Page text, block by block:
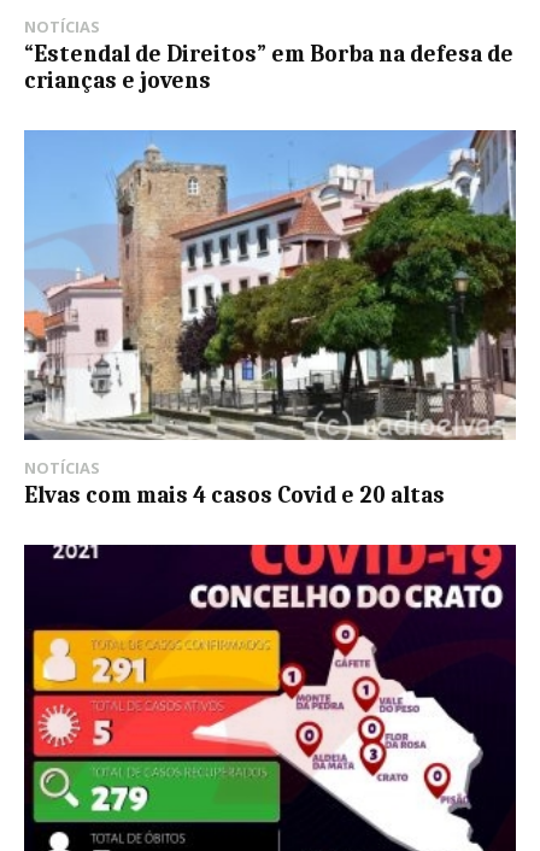
NOTÍCIAS
“Estendal de Direitos” em Borba na defesa de
crianças e jovens
NOTÍCIAS
Elvas com mais 4 casos Covid e 20 altas